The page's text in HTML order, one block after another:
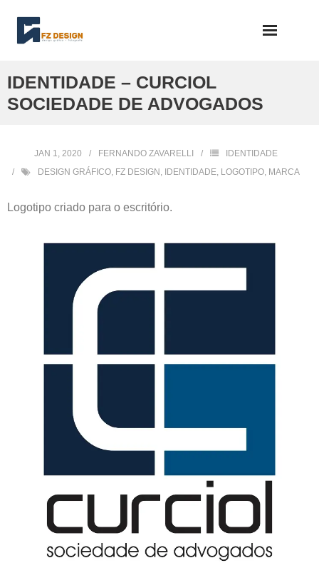
IDENTIDADE – CURCIOL
SOCIEDADE DE ADVOGADOS
JAN 1, 2020 FERNANDO ZAVARELLI
IDENTIDADE
DESIGN GRÁFICO, FZ DESIGN , IDENTIDADE, LOGOTIPO, MARCA
Logotipo criado para o escritório.